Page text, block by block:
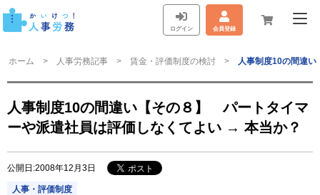
ログイン 会員登録
ホーム 人事労務記事 賃金・評価制度の検討 人事制度10の間違
人事制度10の間違い【その８】 パートタイマ
ーや派遣社員は評価しなくてよい → 本当か？
公開日:2008年12月3日
人事・評価制度